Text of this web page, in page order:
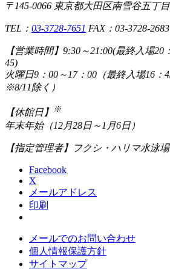
〒145-0066 東京都大田区南雪谷五丁
TEL： 03-3728-7651 FAX：03-3728-2683
【営業時間】 9:30～21:00(最終入場20
45)
火曜日9：00～17：00（最終入場16
※8/11除く）
【休館日】 ※
年末年始（12月28日～1月6日）
【指定管理者】 フクシ・ハリマ水泳
Facebook
X
メールアドレス
印刷
メールでのお問い合わせ
個人情報保護方針
サイトマップ